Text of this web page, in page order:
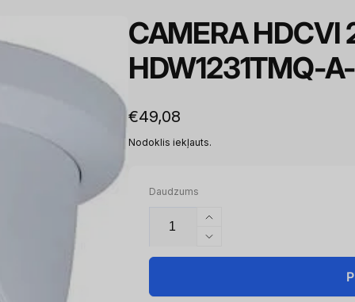
CAMERA HDCVI
HDW1231TMQ-
Parastā
cena
€49,08
Nodoklis iekļauts.
Daudzums
Palielināt
daudzumu
priekš
Samazināt
daudzumu
CAMERA